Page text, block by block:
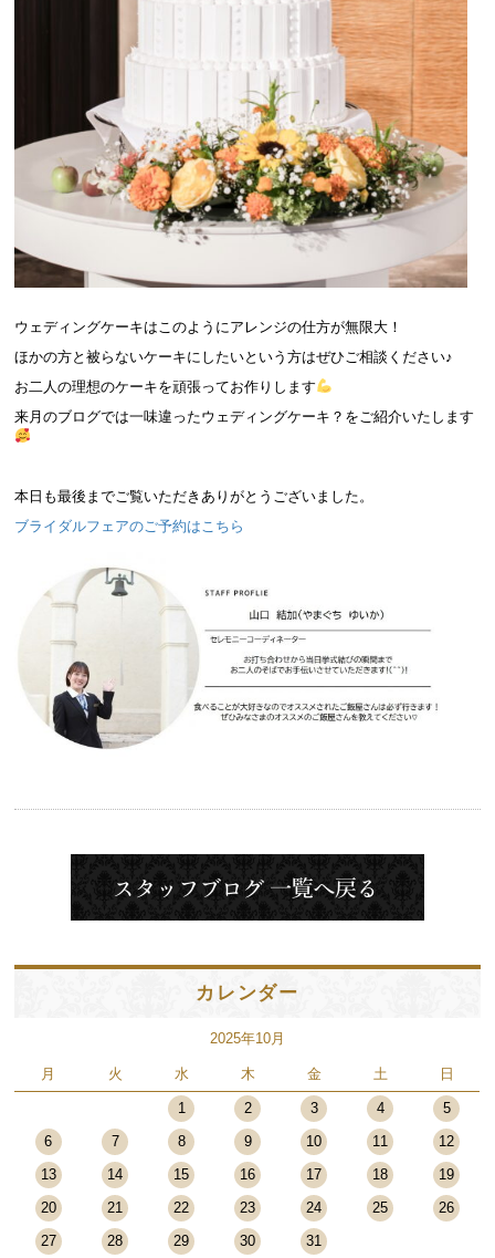
ウェディングケーキはこのようにアレンジの仕方が無限大！
ほかの方と被らないケーキにしたいという方はぜひご相談ください♪
お二人の理想のケーキを頑張ってお作りします
来月のブログでは一味違ったウェディングケーキ？をご紹介いたします
本日も最後までご覧いただきありがとうございました。
ブライダルフェアのご予約はこちら
カレンダー
2025年10月
月 火 水 木 金 土 日
1 2 3 4
5
6
7 8 9 10 11
12
13
14 15 16 17 18
19
20
21 22 23 24 25
26
27
28 29 30
31